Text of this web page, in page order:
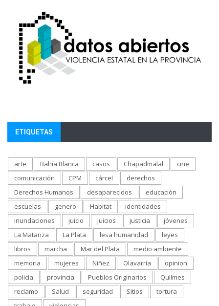
ETIQUETAS
arte Bahía Blanca casos Chapadmalal
cine
comunicación
CPM cárcel
derechos
Derechos Humanos
desaparecidos
educación
escuelas
genero Habitat
identidades
inundaciones
juicio juicios justicia
jóvenes
La Matanza
La Plata lesa humanidad
leyes
libros
marcha Mar del Plata
medio ambiente
memoria
mujeres Niñez Olavarría
opinion
policía
provincia Pueblos Originarios
Quilmes
reclamo
Salud seguridad Sitios
tortura